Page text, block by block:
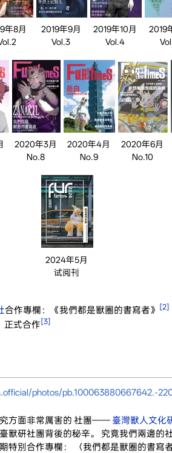
年8月
2019年9月
Vol.3
2019年10月
Vol.4
2019
2020年3月
No.8
2020年4月
No.9
2020年6月
No.10
2024年5月
试阅刊
合作專欄：《我們都是獸圈的書寫者》 [2]
正式合作[3]
photos/pb.100063880667642.-
方面非常厲害的 社團—— 臺灣獸人文化
獸研社團背後的秘辛。 究竟我們兩邊的
特別合作專欄： 〈我們都是獸圈的書寫者